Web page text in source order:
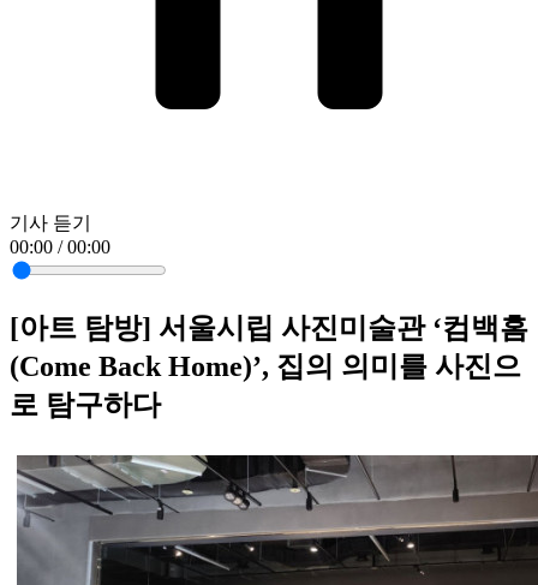
기사 듣기
00:00 / 00:00
[아트 탐방] 서울시립 사진미술관 ‘컴백홈
(Come Back Home)’, 집의 의미를 사진으
로 탐구하다